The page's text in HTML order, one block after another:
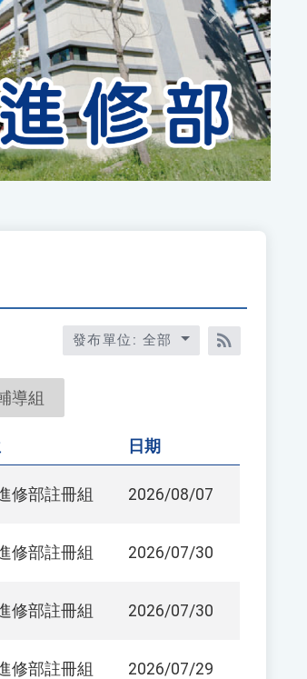
Next
發布單位: 全部
RSS訂閱
導組
日期
修部註冊組 2026/08/07
修部註冊組 2026/07/30
修部註冊組 2026/07/30
修部註冊組 2026/07/29